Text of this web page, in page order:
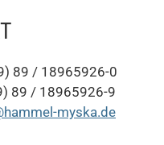
89 / 18965926-0
89 / 18965926-9
myska.de